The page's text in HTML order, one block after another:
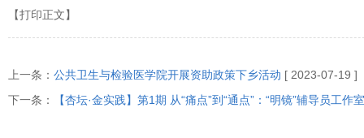
【打印正文】
上一条： 公共卫生与检验医学院开展资助政策下乡活动 [ 2023-07-19 ]
下一条：
【杏坛·金实践】第1期 从“痛点”到“通点”：“明镜”辅导员工作